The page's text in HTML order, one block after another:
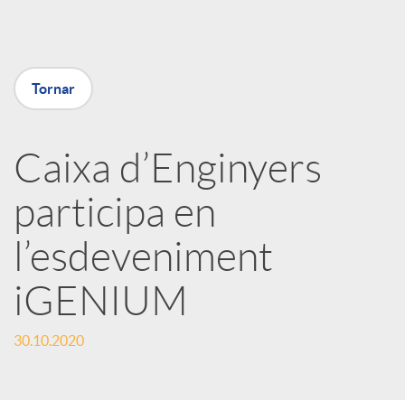
X
r
x
e
s
Tornar
Caixa d’Enginyers
participa en
l’esdeveniment
iGENIUM
30.10.2020